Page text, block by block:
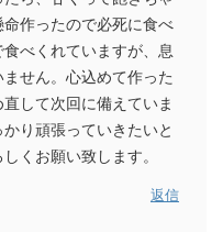
作ったので必死に食べ
べくれていますが、息
せん。心込めて作った
して次回に備えていま
り頑張っていきたいと
くお願い致します。
返信